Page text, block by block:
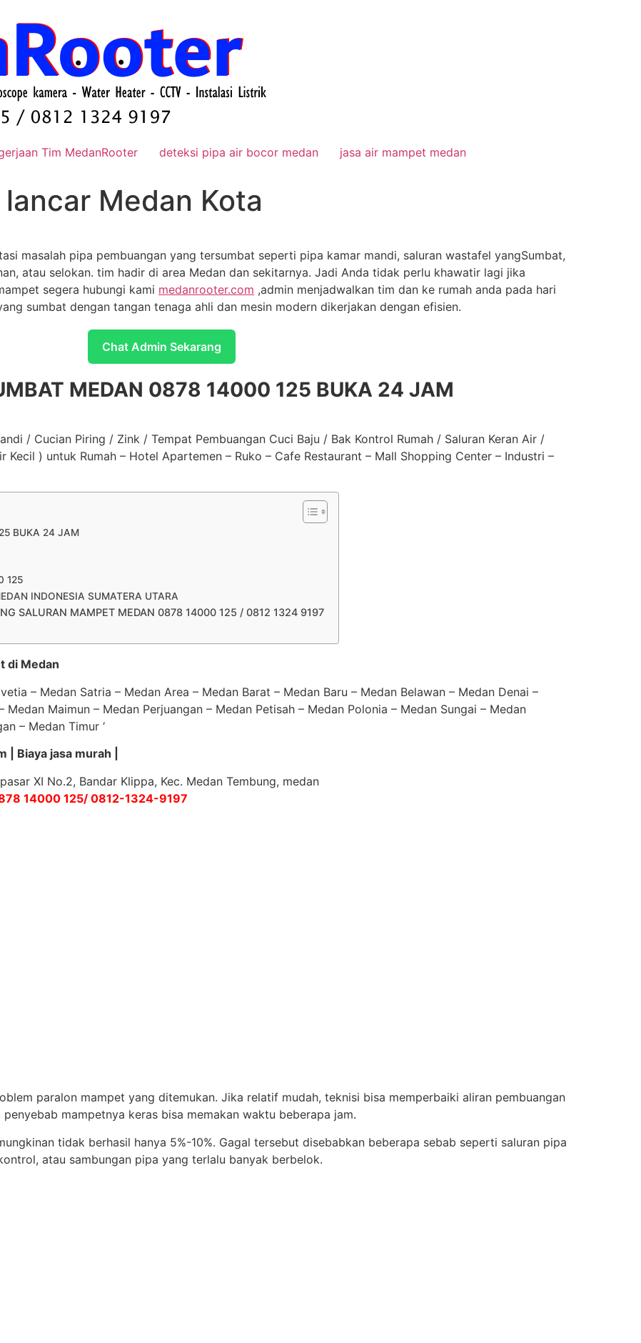
Tim MedanRooter deteksi pipa air bocor medan jasa air mampet medan
Medan Kota
masalah pipa pembuangan yang tersumbat seperti pipa kamar mandi, saluran wastafel yangSumbat,
atau selokan. tim hadir di area Medan dan sekitarnya. Jadi Anda tidak perlu khawatir lagi jika
segera hubungi kami medanrooter.com ,admin menjadwalkan tim dan ke rumah anda pada hari
sumbat dengan tangan tenaga ahli dan mesin modern dikerjakan dengan efisien.
Chat Admin Sekarang
MEDAN 0878 14000 125 BUKA 24 JAM
/ Cucian Piring / Zink / Tempat Pembuangan Cuci Baju / Bak Kontrol Rumah / Saluran Keran Air /
) untuk Rumah – Hotel Apartemen – Ruko – Cafe Restaurant – Mall Shopping Center – Industri –
BUKA 24 JAM
125
INDONESIA SUMATERA UTARA
SALURAN MAMPET MEDAN 0878 14000 125 / 0812 1324 9197
di Medan
– Medan Satria – Medan Area – Medan Barat – Medan Baru – Medan Belawan – Medan Denai –
Maimun – Medan Perjuangan – Medan Petisah – Medan Polonia – Medan Sungai – Medan
– Medan Timur ‘
| Biaya jasa murah |
XI No.2, Bandar Klippa, Kec. Medan Tembung, medan
14000 125/ 0812-1324-9197
paralon mampet yang ditemukan. Jika relatif mudah, teknisi bisa memperbaiki aliran pembuangan
mampetnya keras bisa memakan waktu beberapa jam.
tidak berhasil hanya 5%-10%. Gagal tersebut disebabkan beberapa sebab seperti saluran pipa
atau sambungan pipa yang terlalu banyak berbelok.